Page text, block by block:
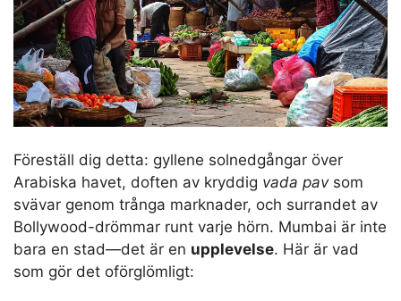
Föreställ dig detta: gyllene solnedgångar över
Arabiska havet, doften av kryddig vada pavsom
svävar genom trånga marknader, och surrandet av
Bollywood-drömmar runt varje hörn. Mumbai är inte
bara en stad—det är en upplevelse. Här är vad
som gör det oförglömligt: